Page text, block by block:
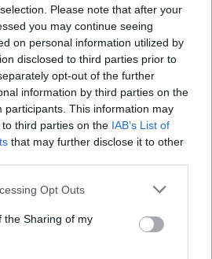
Please note that after your
you may continue seeing
on personal information utilized by
disclosed to third parties prior to
opt-out of the further
information by third parties on the
participants. This information may
third parties on the IAB’s List of
that may further disclose it to other
Opt Outs
the Sharing of my
- Advertisement -
- Advertisement -